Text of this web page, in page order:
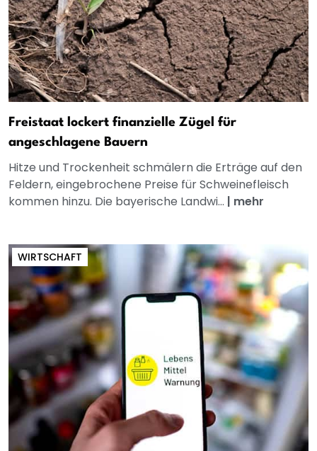
Freistaat lockert finanzielle Zügel für
angeschlagene Bauern
Hitze und Trockenheit schmälern die Erträge auf den
Feldern, eingebrochene Preise für Schweinefleisch
kommen hinzu. Die bayerische Landwi... | mehr
WIRTSCHAFT